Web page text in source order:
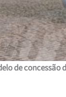
de